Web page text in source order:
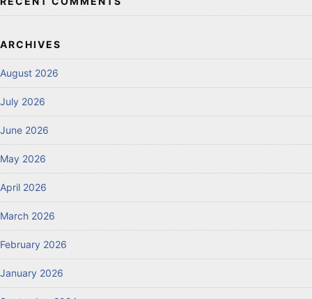
ARCHIVES
August 2026
July 2026
June 2026
May 2026
April 2026
March 2026
February 2026
January 2026